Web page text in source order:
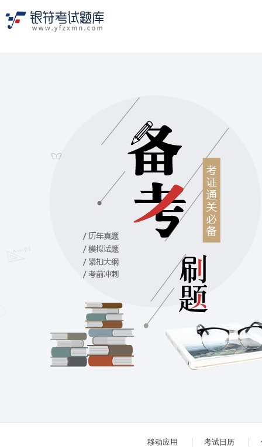
移动应用 考试日历